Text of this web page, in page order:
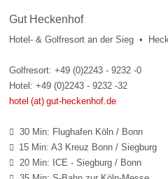
Gut Heckenhof
Hotel- & Golfresort an der Sieg •
Golfresort: +49 (0)2243 - 9232 -0
Hotel: +49 (0)2243 - 9232 -32
hotel (at) gut-heckenhof.de
 30 Min: Flughafen Köln / Bonn
 15 Min: A3 Kreuz Bonn / Siegburg
 20 Min: ICE - Siegburg / Bonn